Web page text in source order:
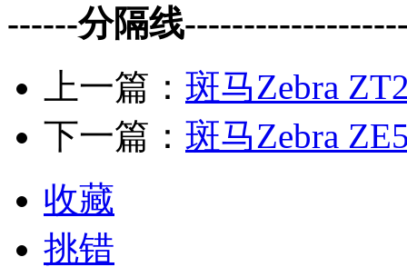
------分隔线
上一篇： 斑马Zebra
下一篇： 斑马Zebra
收藏
挑错